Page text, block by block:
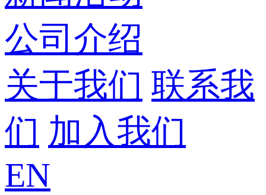
公司介绍
关于我们 联系我
们 加入我们
EN